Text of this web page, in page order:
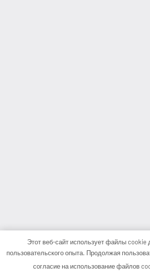
Этот веб-сайт использует файлы cookie
пользовательского опыта. Продолжая
согласие на использование файлов